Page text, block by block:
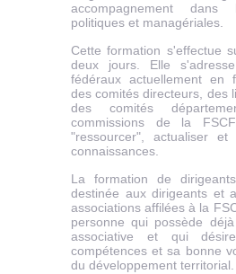
accompagnement dans
politiques et managériales.
Cette formation s'effectue
deux jours. Elle
fédéraux actuellement en
des comités directeurs, des
des comités
commissions de la
"ressourcer", actualiser et
connaissances.
La formation de
destinée aux dirigeants et
associations affilées à la
personne qui possède
associative et qui
compétences et sa bonne
du développement territorial.